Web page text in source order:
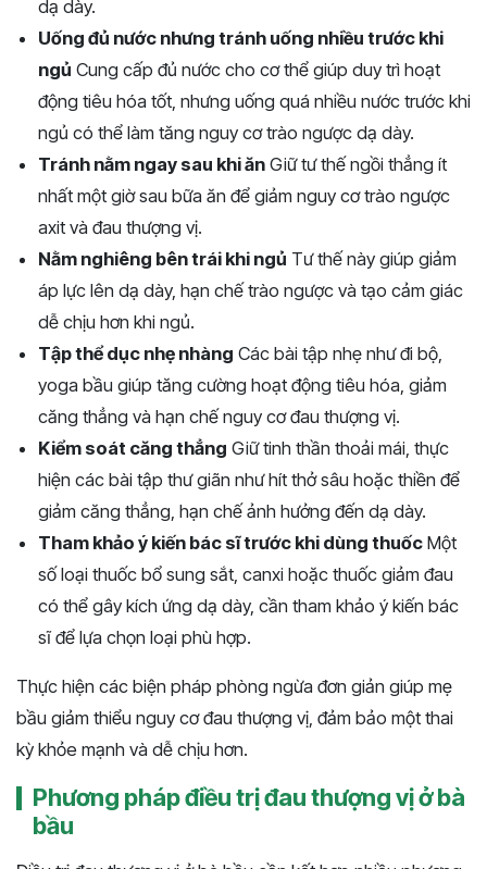
dạ dày.
Uống đủ nước nhưng tránh uống nhiều trước khi
ngủ Cung cấp đủ nước cho cơ thể giúp duy trì hoạt
động tiêu hóa tốt, nhưng uống quá nhiều nước trước khi
ngủ có thể làm tăng nguy cơ trào ngược dạ dày.
Tránh nằm ngay sau khi ăn Giữ tư thế ngồi thẳng ít
nhất một giờ sau bữa ăn để giảm nguy cơ trào ngược
axit và đau thượng vị.
Nằm nghiêng bên trái khi ngủ Tư thế này giúp giảm
áp lực lên dạ dày, hạn chế trào ngược và tạo cảm giác
dễ chịu hơn khi ngủ.
Tập thể dục nhẹ nhàng Các bài tập nhẹ như đi bộ,
yoga bầu giúp tăng cường hoạt động tiêu hóa, giảm
căng thẳng và hạn chế nguy cơ đau thượng vị.
Kiểm soát căng thẳng Giữ tinh thần thoải mái, thực
hiện các bài tập thư giãn như hít thở sâu hoặc thiền để
giảm căng thẳng, hạn chế ảnh hưởng đến dạ dày.
Tham khảo ý kiến bác sĩ trước khi dùng thuốc Một
số loại thuốc bổ sung sắt, canxi hoặc thuốc giảm đau
có thể gây kích ứng dạ dày, cần tham khảo ý kiến bác
sĩ để lựa chọn loại phù hợp.
Thực hiện các biện pháp phòng ngừa đơn giản giúp mẹ
bầu giảm thiểu nguy cơ đau thượng vị, đảm bảo một thai
kỳ khỏe mạnh và dễ chịu hơn.
Phương pháp điều trị đau thượng vị ở bà
bầu